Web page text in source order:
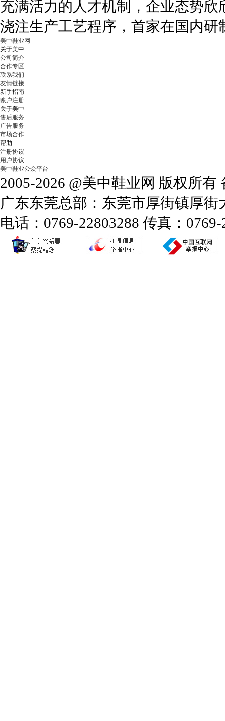
充满活力的人才机制，企业态势
浇注生产工艺程序，首家在国内研
美中鞋业网
关于美中
公司简介
合作专区
联系我们
友情链接
新手指南
账户注册
关于美中
售后服务
广告服务
市场合作
帮助
注册协议
用户协议
美中鞋业公众平台
2005-2026 @美中鞋业网 版权所有
广东东莞总部：东莞市厚街镇厚
电话：0769-22803288 传真：0769-